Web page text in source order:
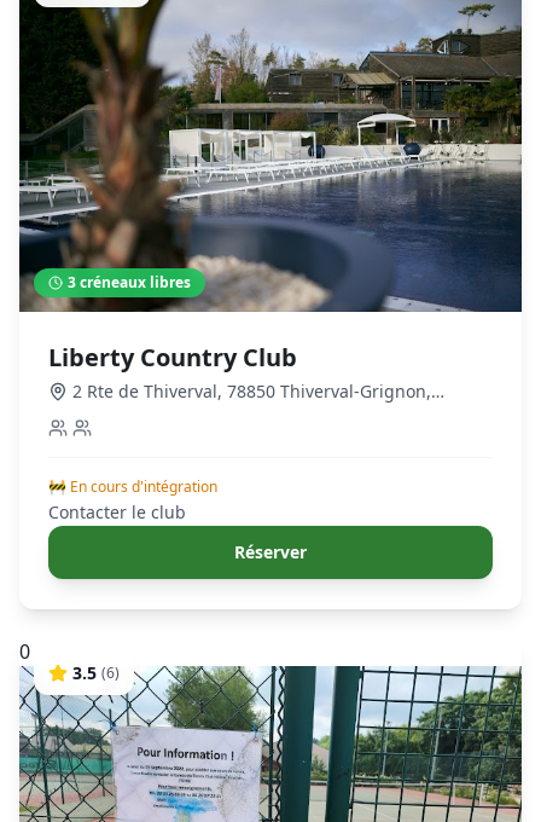
3créneaux libres
Liberty Country Club
2 Rte de Thiverval, 78850 Thiverval-Grignon,
France
🚧 En cours d'intégration
Contacter le club
Réserver
0
3.5 (6)